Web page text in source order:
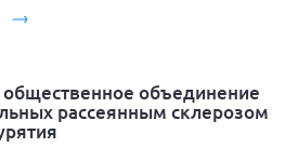
общественное объединение
рассеянным склерозом